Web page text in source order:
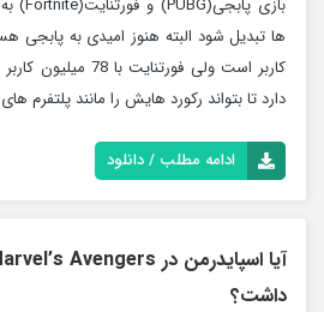
کاربر است ولی
دارد تا بتواند رکورد هایش را مانند پلتفرم
ادامه مطلب / دانلود
داشت؟